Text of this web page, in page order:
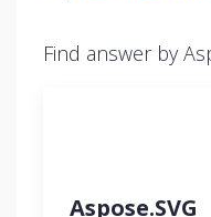
Find answer by
Aspose.SVG